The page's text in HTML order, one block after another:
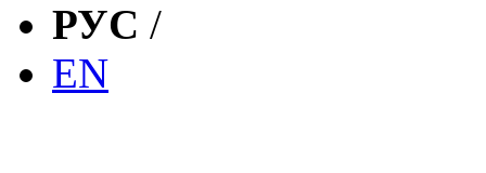
РУС /
EN